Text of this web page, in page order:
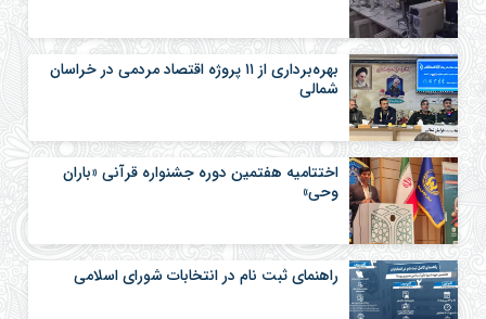
بهره‌برداری از ۱۱ پروژه اقتصاد مردمی در خراسان
شمالی
اختتامیه هفتمین دوره جشنواره قرآنی «باران
وحی»
راهنمای ثبت نام در انتخابات شورای اسلامی